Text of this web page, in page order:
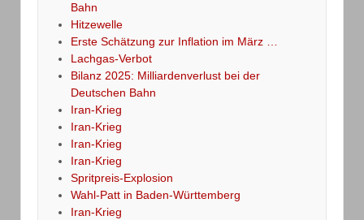
Bahn
Hitzewelle
Erste Schätzung zur Inflation im März …
Lachgas-Verbot
Bilanz 2025: Milliardenverlust bei der
Deutschen Bahn
Iran-Krieg
Iran-Krieg
Iran-Krieg
Iran-Krieg
Spritpreis-Explosion
Wahl-Patt in Baden-Württemberg
Iran-Krieg